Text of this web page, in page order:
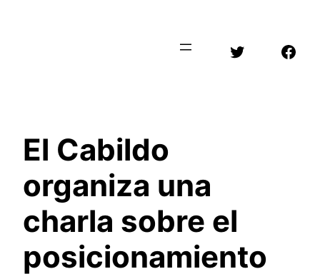
Twitter
El Cabildo
organiza una
charla sobre el
posicionamiento